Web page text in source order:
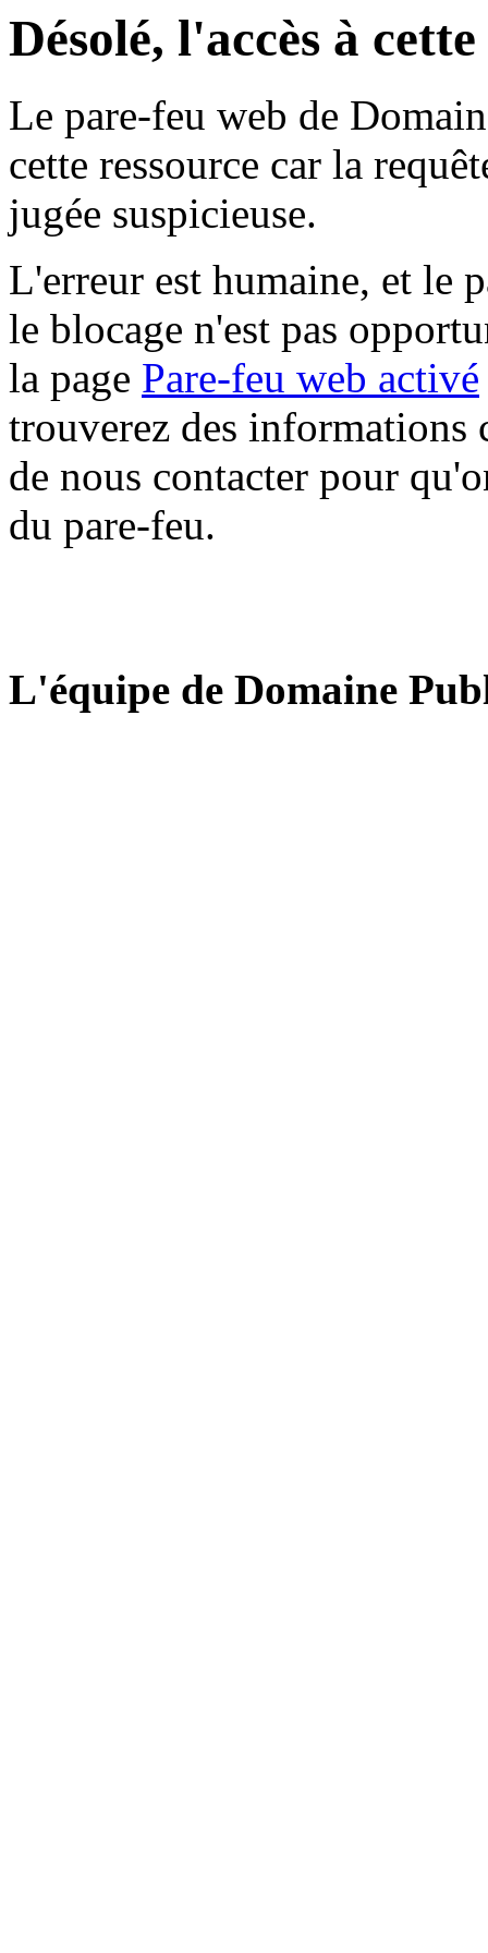
Désolé, l'accès à
Le pare-feu web de
cette ressource car la
jugée suspicieuse.
L'erreur est humaine, et le
le blocage n'est pas
la page Pare-feu web activé
trouverez des informations
de nous contacter pour
du pare-feu.
L'équipe de Domaine